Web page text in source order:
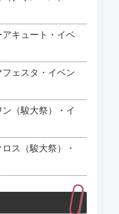
アキュート・イベ
フェスタ・イベン
ン（駿大祭）・イ
ス（駿大祭）・